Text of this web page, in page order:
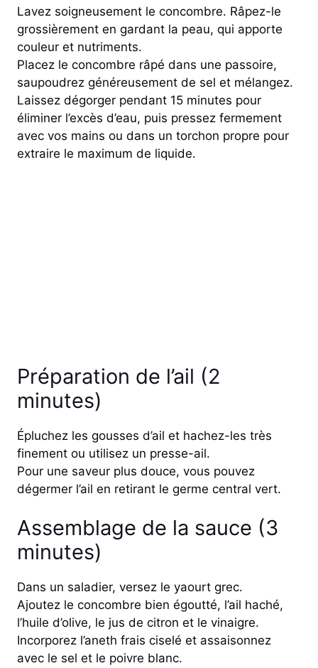
Lavez soigneusement le concombre. Râpez-le
grossièrement en gardant la peau, qui apporte
couleur et nutriments.
Placez le concombre râpé dans une passoire,
saupoudrez généreusement de sel et mélangez.
Laissez dégorger pendant 15 minutes pour
éliminer l’excès d’eau, puis pressez fermement
avec vos mains ou dans un torchon propre pour
extraire le maximum de liquide.
Préparation de l’ail (2
minutes)
Épluchez les gousses d’ail et hachez-les très
finement ou utilisez un presse-ail.
Pour une saveur plus douce, vous pouvez
dégermer l’ail en retirant le germe central vert.
Assemblage de la sauce (3
minutes)
Dans un saladier, versez le yaourt grec.
Ajoutez le concombre bien égoutté, l’ail haché,
l’huile d’olive, le jus de citron et le vinaigre.
Incorporez l’aneth frais ciselé et assaisonnez
avec le sel et le poivre blanc.